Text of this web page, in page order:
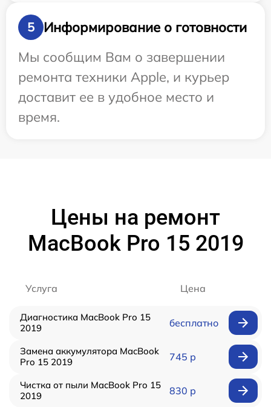
5
Информирование о готовности
Мы сообщим Вам о завершении
ремонта техники Apple, и курьер
доставит ее в удобное место и
время.
Цены на ремонт
MacBook Pro 15 2019
Услуга Цена
Диагностика MacBook Pro 15
2019
бесплатно
Замена аккумулятора MacBook
Pro 15 2019
745 р
Чистка от пыли MacBook Pro 15
2019
830 р